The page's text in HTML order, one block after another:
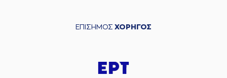
ΕΠΙΣΗΜΟΣ ΧΟΡΗΓΟΣ